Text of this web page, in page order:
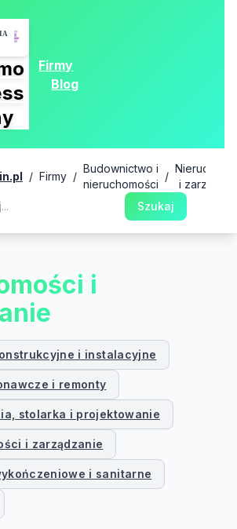
Firmy
Blog
/ Firmy /
Budownictwo i
nieruchomości
/
i
Szukaj
i
i instalacyjne
i remonty
stolarka i projektowanie
i zarządzanie
i sanitarne